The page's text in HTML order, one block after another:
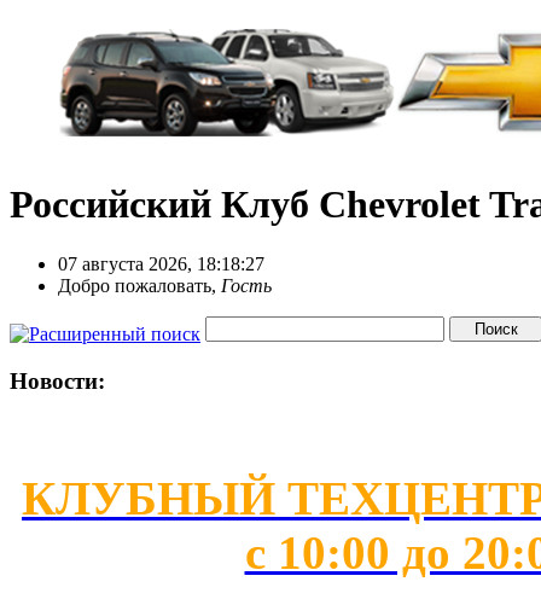
Российский Клуб Chevrolet
07 августа 2026, 18:18:27
Добро пожаловать, Гость
Новости:
КЛУБНЫЙ
с 10:00 до